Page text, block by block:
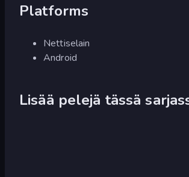
Platforms
Nettiselain
Android
Lisää pelejä tässä